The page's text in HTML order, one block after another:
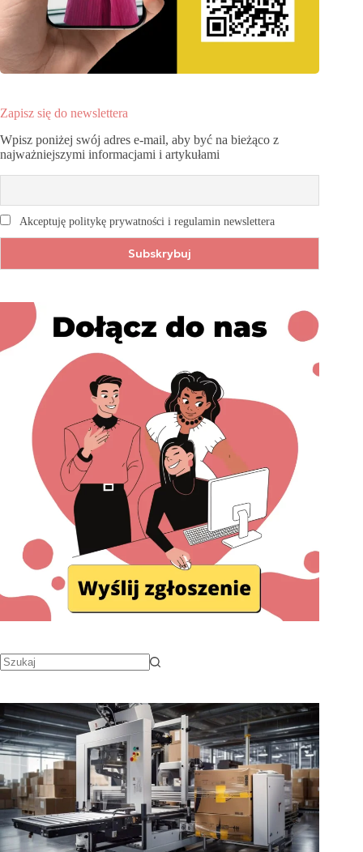
Zapisz się do newslettera
Wpisz poniżej swój adres e-mail, aby być na bieżąco z
najważniejszymi informacjami i artykułami
Akceptuję politykę prywatności i regulamin newslettera